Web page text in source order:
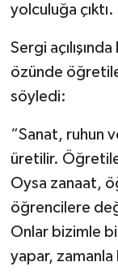
yolculuğa çıktı.
Sergi
özünde
söyledi:
“Sanat, ruhun
üretilir.
Oysa zanaat,
öğrencilere
Onlar bizimle
yapar, zamanla